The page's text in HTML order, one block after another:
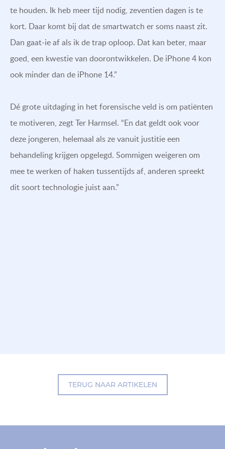
te houden. Ik heb meer tijd nodig, zeventien dagen is te
kort. Daar komt bij dat de smartwatch er soms naast zit.
Dan gaat-ie af als ik de trap oploop. Dat kan beter, maar
goed, een kwestie van doorontwikkelen. De iPhone 4 kon
ook minder dan de iPhone 14.”
Dé grote uitdaging in het forensische veld is om patiënten
te motiveren, zegt Ter Harmsel. “En dat geldt ook voor
deze jongeren, helemaal als ze vanuit justitie een
behandeling krijgen opgelegd. Sommigen weigeren om
mee te werken of haken tussentijds af, anderen spreekt
dit soort technologie juist aan.”
TERUG NAAR ARTIKELEN